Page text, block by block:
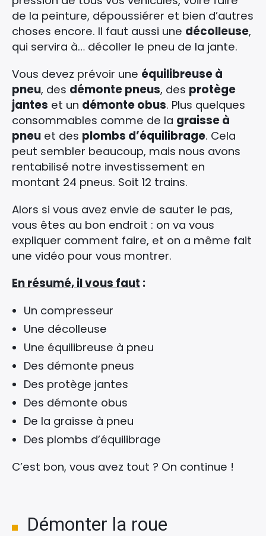
de la peinture, dépoussiérer et bien d’autres
choses encore. Il faut aussi une décolleuse,
qui servira à… décoller le pneu de la jante.
Vous devez prévoir une équilibreuse à
pneu, des démonte pneus, des protège
jantes et un démonte obus. Plus quelques
consommables comme de la graisse à
pneu et des plombs d’équilibrage. Cela
peut sembler beaucoup, mais nous avons
rentabilisé notre investissement en
montant 24 pneus. Soit 12 trains.
Alors si vous avez envie de sauter le pas,
vous êtes au bon endroit : on va vous
expliquer comment faire, et on a même fait
une vidéo pour vous montrer.
En résumé, il vous faut :
Un compresseur
Une décolleuse
Une équilibreuse à pneu
Des démonte pneus
Des protège jantes
Des démonte obus
De la graisse à pneu
Des plombs d’équilibrage
C’est bon, vous avez tout ? On continue !
Démonter la roue